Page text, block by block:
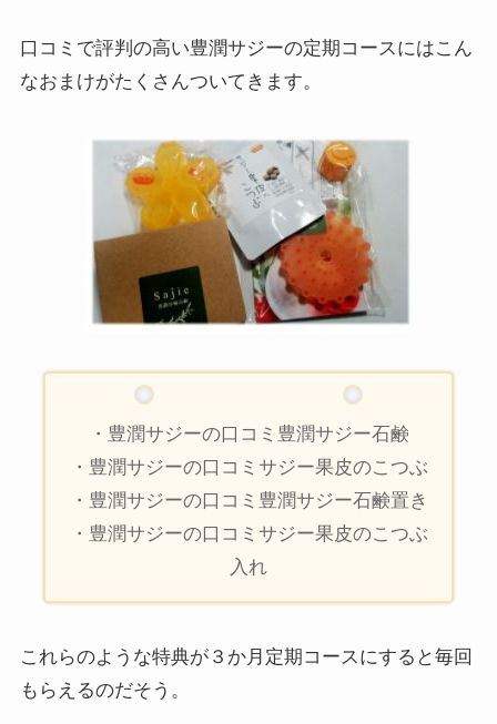
口コミで評判の高い豊潤サジーの定期コースにはこん
なおまけがたくさんついてきます。
・豊潤サジーの口コミ豊潤サジー石鹸
・豊潤サジーの口コミサジー果皮のこつぶ
・豊潤サジーの口コミ豊潤サジー石鹸置き
・豊潤サジーの口コミサジー果皮のこつぶ
入れ
これらのような特典が３か月定期コースにすると毎回
もらえるのだそう。